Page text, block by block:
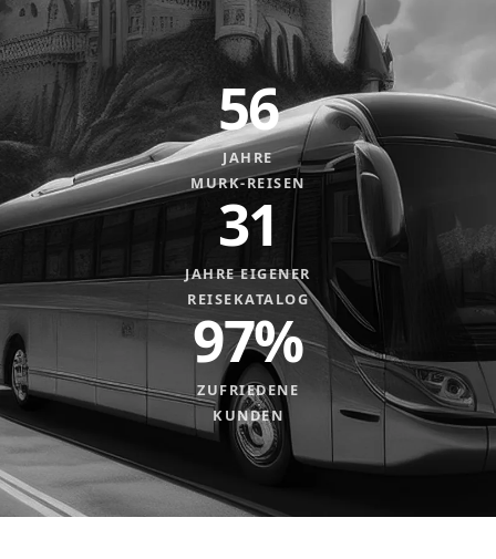
56
JAHRE
MURK-REISEN
31
JAHRE EIGENER
REISEKATALOG
97%
ZUFRIEDENE
KUNDEN